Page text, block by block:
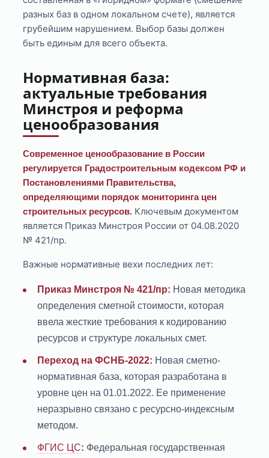
разных баз в одном локальном счете), является
грубейшим нарушением. Выбор базы должен
быть единым для всего объекта.
Нормативная база:
актуальные требования
Минстроя и реформа
ценообразования
Современное ценообразование в России
регулируется Градостроительным кодексом РФ и
Постановлениями Правительства,
определяющими порядок мониторинга цен
строительных ресурсов. Ключевым документом
является Приказ Минстроя России от 04.08.2020
№ 421/пр.
Важные нормативные вехи последних лет:
Приказ Минстроя № 421/пр: Новая методика
определения сметной стоимости, которая
ввела жесткие требования к кодированию
ресурсов и структуре локальных смет.
Переход на ФСНБ-2022: Новая сметно-
нормативная база, которая разработана в
уровне цен на 01.01.2022. Ее применение
неразрывно связано с ресурсно-индексным
методом.
ФГИС ЦС: Федеральная государственная